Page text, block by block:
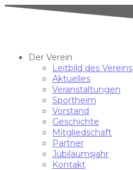
Der Verein
Leitbild des Vereins
Aktuelles
Veranstaltungen
Sportheim
Vorstand
Geschichte
Mitgliedschaft
Partner
Jubiläumsjahr
Kontakt